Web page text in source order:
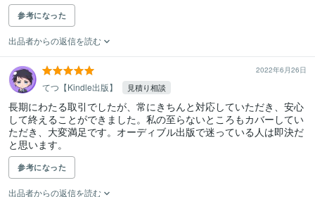
参考になった
出品者からの返信を読む
2022年6月26日
てつ【Kindle出版】 見積り相談
長期にわたる取引でしたが、常にきちんと対応していただき、安心
して終えることができました。私の至らないところもカバーしてい
ただき、大変満足です。オーディブル出版で迷っている人は即決だ
と思います。
参考になった
出品者からの返信を読む